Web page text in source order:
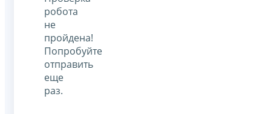
робота
не
пройдена!
Попробуйте
отправить
еще
раз.